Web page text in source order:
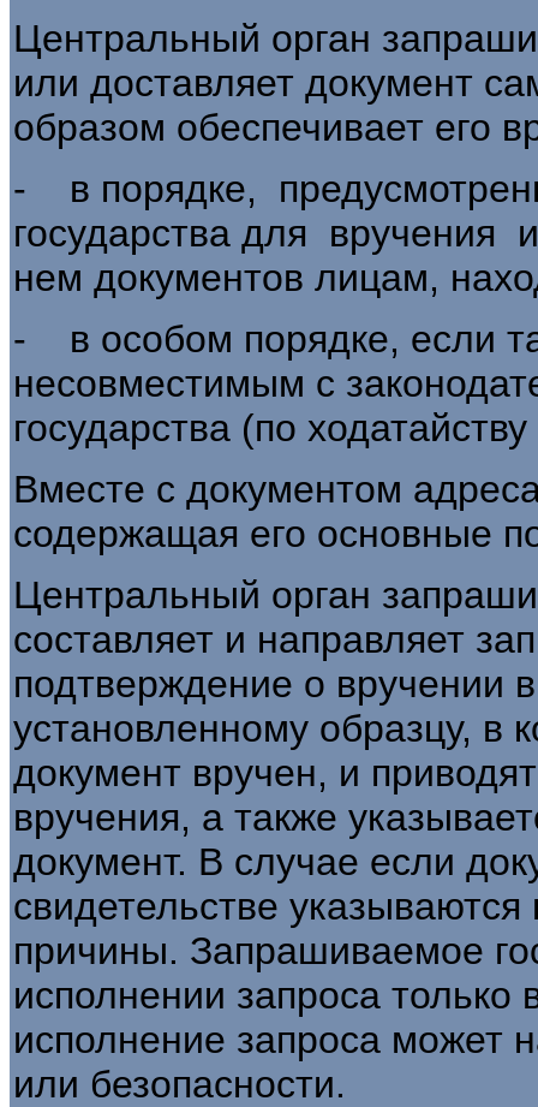
Центральный орган
или доставляет документ
образом обеспечивает его
- в порядке,
государства для вручения
нем документов лицам,
- в особом порядке, если
несовместимым с
государства (по
Вместе с документом
содержащая его основные
Центральный орган
составляет и направляет
подтверждение о вручении
установленному образцу, в
документ вручен, и
вручения, а также
документ. В случае если
свидетельстве
причины. Запрашиваемое
исполнении запроса только
исполнение запроса может
или безопасности.